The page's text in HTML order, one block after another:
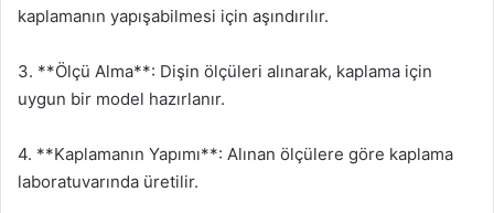
kaplamanın yapışabilmesi için aşındırılır.
3. **Ölçü Alma**: Dişin ölçüleri alınarak, kaplama için
uygun bir model hazırlanır.
4. **Kaplamanın Yapımı**: Alınan ölçülere göre kaplama
laboratuvarında üretilir.